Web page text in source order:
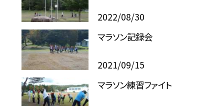
2022/08/30
マラソン記録会
2021/09/15
マラソン練習ファイト